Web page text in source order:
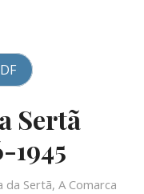
Sertã
1945
da Sertã, A Comarca